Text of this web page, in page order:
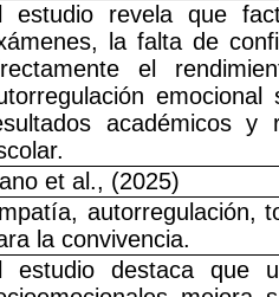
estudio revela que
la falta de
el
académicos
et al., (2025)
autorregulación,
la convivencia.
estudio destaca que